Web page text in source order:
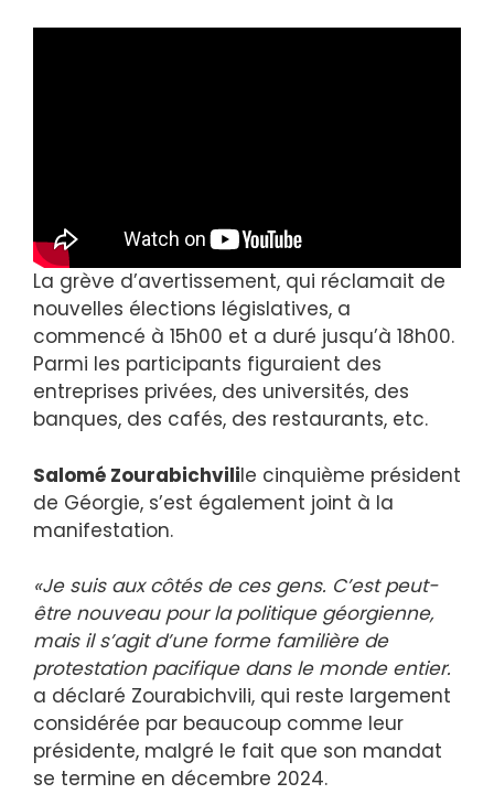
La grève d’avertissement, qui réclamait de
nouvelles élections législatives, a
commencé à 15h00 et a duré jusqu’à 18h00.
Parmi les participants figuraient des
entreprises privées, des universités, des
banques, des cafés, des restaurants, etc.
Salomé Zourabichvilile cinquième président
de Géorgie, s’est également joint à la
manifestation.
«Je suis aux côtés de ces gens. C’est peut-
être nouveau pour la politique géorgienne,
mais il s’agit d’une forme familière de
protestation pacifique dans le monde entier.
a déclaré Zourabichvili, qui reste largement
considérée par beaucoup comme leur
présidente, malgré le fait que son mandat
se termine en décembre 2024.